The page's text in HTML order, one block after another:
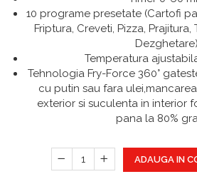
Pompe De Stropit Si
Polizoare
Pompe Si Hidrofoare
10 programe presetate (Cartofi
Friptura, Creveti, Pizza,
Dezghetare)
Temperatura
Tehnologia Fry-Force 360°
cu putin sau fara
exterior si suculenta in interior
pana la 80%
ADAUGA IN